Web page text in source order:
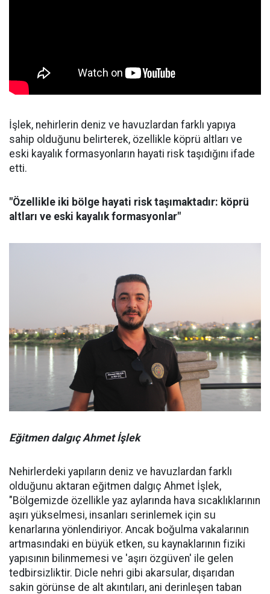
İşlek, nehirlerin deniz ve havuzlardan farklı yapıya
sahip olduğunu belirterek, özellikle köprü altları ve
eski kayalık formasyonların hayati risk taşıdığını ifade
etti.
"Özellikle iki bölge hayati risk taşımaktadır: köprü
altları ve eski kayalık formasyonlar"
Eğitmen dalgıç Ahmet İşlek
Nehirlerdeki yapıların deniz ve havuzlardan farklı
olduğunu aktaran eğitmen dalgıç Ahmet İşlek,
"Bölgemizde özellikle yaz aylarında hava sıcaklıklarının
aşırı yükselmesi, insanları serinlemek için su
kenarlarına yönlendiriyor. Ancak boğulma vakalarının
artmasındaki en büyük etken, su kaynaklarının fiziki
yapısının bilinmemesi ve 'aşırı özgüven' ile gelen
tedbirsizliktir. Dicle nehri gibi akarsular, dışarıdan
sakin görünse de alt akıntıları, ani derinleşen taban